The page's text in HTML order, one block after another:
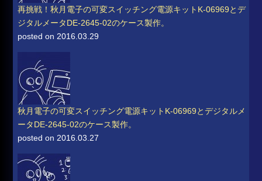
再挑戦！秋月電子の可変スイッチング電源キットK-06969とデ
ジタルメータDE-2645-02のケース製作。
posted on 2016.03.29
秋月電子の可変スイッチング電源キットK-06969とデジタルメ
ータDE-2645-02のケース製作。
posted on 2016.03.27